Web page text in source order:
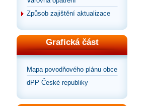
Způsob zajištění aktualizace
Grafická část
Mapa povodňového plánu obce
dPP České republiky